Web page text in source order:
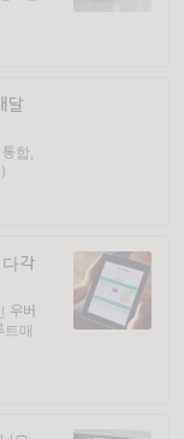
달
합,
각
버가
트매